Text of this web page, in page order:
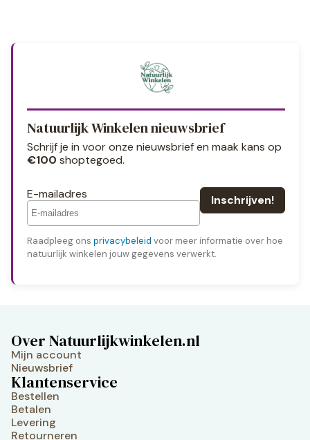
Natuurlijk Winkelen nieuwsbrief
Schrijf je in voor onze nieuwsbrief en maak kans op
€100 shoptegoed.
E-mailadres
Raadpleeg ons privacybeleid voor meer informatie over hoe
natuurlijk winkelen jouw gegevens verwerkt.
Over Natuurlijkwinkelen.nl
Mijn account
Nieuwsbrief
Klantenservice
Bestellen
Betalen
Levering
Retourneren